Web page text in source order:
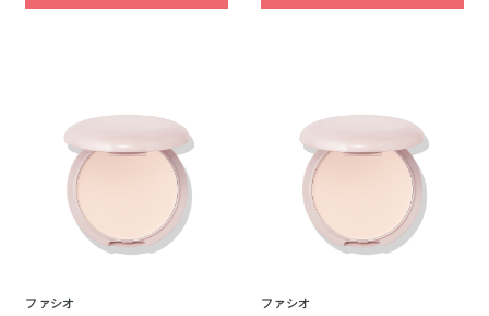
ファシオ ファシオ